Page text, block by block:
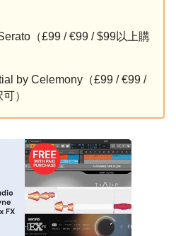
（£99 / €99 / $99以上購
by Celemony（£99 / €99 /
）